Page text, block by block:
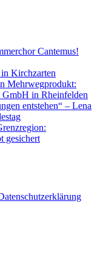
Cantemus!
Kirchzarten
Mehrwegprodukt:
GmbH in Rheinfelden
entstehen“ – Lena
gesichert